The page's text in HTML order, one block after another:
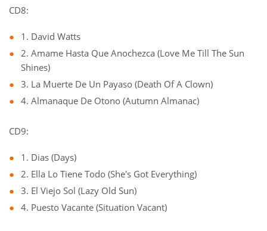
CD8:
1. David Watts
2. Amame Hasta Que Anochezca (Love Me Till The Sun
Shines)
3. La Muerte De Un Payaso (Death Of A Clown)
4. Almanaque De Otono (Autumn Almanac)
CD9:
1. Dias (Days)
2. Ella Lo Tiene Todo (She's Got Everything)
3. El Viejo Sol (Lazy Old Sun)
4. Puesto Vacante (Situation Vacant)